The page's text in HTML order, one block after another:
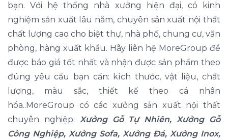
bạn. Với hệ thống nhà xưởng hiện đại, có kinh
nghiệm sản xuất lâu năm, chuyên sản xuất nội thất
chất lượng cao cho biệt thự, nhà phố, chung cư, văn
phòng, hàng xuất khẩu. Hãy liên hệ MoreGroup để
được báo giá tốt nhất và nhận được sản phẩm theo
đúng yêu cầu bạn cần: kích thước, vật liệu, chất
lượng, màu sắc, thiết kế theo cá nhân
hóa..MoreGroup có các xưởng sản xuất nội thất
chuyên nghiệp: Xưởng Gỗ Tự Nhiên, Xưởng Gỗ
Công Nghiệp, Xưởng Sofa, Xưởng Đá, Xưởng Inox,